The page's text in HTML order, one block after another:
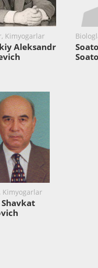
Kimyogarlar
Aleksandr
Kimyogarlar